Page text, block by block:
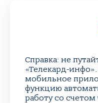
Справка: не
«Телекард-
мобильное
функцию
работу со счетом